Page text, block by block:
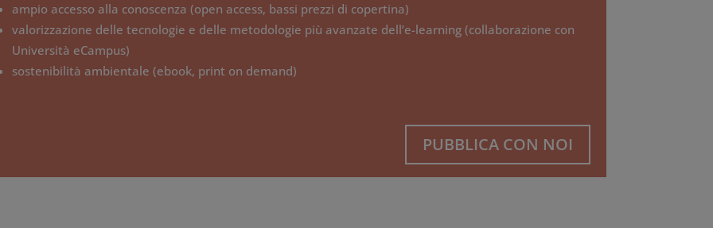
ampio accesso alla conoscenza (open access, bassi prezzi di copertina)
valorizzazione delle tecnologie e delle metodologie più avanzate dell’e-learning (collaborazione con
Università eCampus)
sostenibilità ambientale (ebook, print on demand)
PUBBLICA CON NOI